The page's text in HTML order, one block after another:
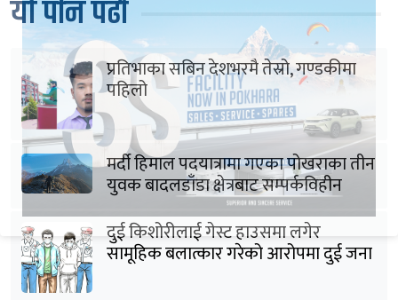
यो पनि पढौँ
प्रतिभाका सबिन देशभरमै तेस्रो, गण्डकीमा
पहिलो
मर्दी हिमाल पदयात्रामा गएका पोखराका तीन
युवक बादलडाँडा क्षेत्रबाट सम्पर्कविहीन
दुई किशोरीलाई गेस्ट हाउसमा लगेर
सामूहिक बलात्कार गरेको आरोपमा दुई जना
पक्राउ